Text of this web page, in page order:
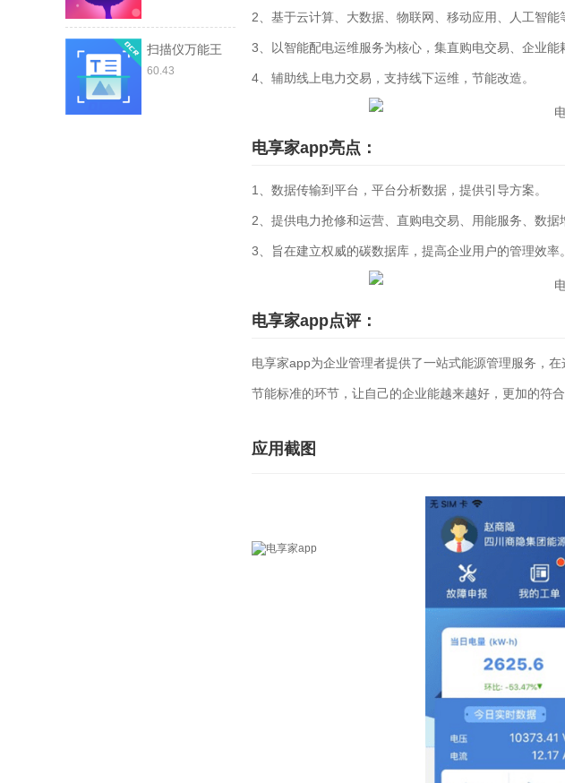
扫描仪万能王
60.43
2、基于云计算、大数据、物联网、移动应用、人工智能
3、以智能配电运维服务为核心，集直购电交易、企业能
4、辅助线上电力交易，支持线下运维，节能改造。
电享家app亮点：
1、数据传输到平台，平台分析数据，提供引导方案。
2、提供电力抢修和运营、直购电交易、用能服务、数据
3、旨在建立权威的碳数据库，提高企业用户的管理效率。
电享家app点评：
电享家app为企业管理者提供了一站式能源管理服务，
节能标准的环节，让自己的企业能越来越好，更加的符合
应用截图